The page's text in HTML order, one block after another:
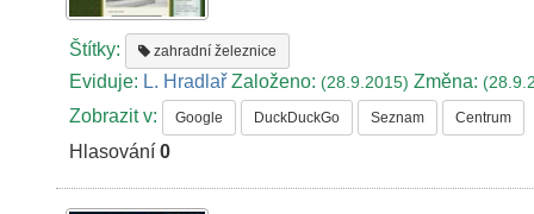
Štítky: zahradní železnice
Eviduje: L. Hradlař Založeno:(28.9.2015)Změna:
Zobrazit v: Google DuckDuckGo Seznam Centrum
Hlasování0